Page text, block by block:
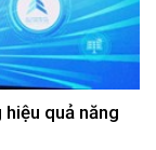
quả năng